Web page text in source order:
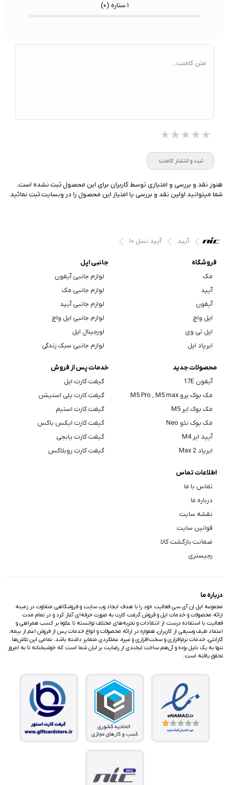
۱ ستاره ( ۰)
متن کامنت...
★★★★★
★★★★★
★★★★★
ثبت و انتشار کامنت
هنوز نقد و بررسی و امتیازی توسط کاربران برای این محصول ثبت نشده است،
شما میتوانید اولین نقد و بررسی یا امتیاز این محصول را در وبسایت ثبت نمائید.
آیپد آیپد نسل ۱۰
فروشگاه
مک
آیپد
آیفون
اپل واچ
اپل تی وی
ایرپاد اپل
جانبی اپل
لوازم جانبی آیفون
لوازم جانبی مک
لوازم جانبی آیپد
لوازم جانبی اپل واچ
اورجینال اپل
لوازم جانبی سبک زندگی
محصولات جدید
آیفون 17E
مک بوک پرو M5 Pro , M5 max
مک بوک ایر M5
مک بوک نئو Neo
آیپد ایر M4
ایرپاد Max 2
خدمات پس از فروش
گیفت کارت اپل
گیفت کارت پلی استیشن
گیفت کارت استیم
گیفت کارت ایکس باکس
گیفت کارت پابجی
گیفت کارت روبلاکس
اطلاعات تماس
تماس با ما
درباره ما
نقشه سایت
قوانین سایت
ضمانت بازگشت کالا
رجیستری
درباره ما
مجموعه اپل اِن آی سی فعالیت خود را با هدف ایجاد وب سایت و فروشگاهی متفاوت در زمینه
ارائه محصولات و خدمات اپل و فروش گیفت کارت به صورت حرفه‌ای آغاز کرد و در تمام مدت
فعالیت با استفاده درست از انتقادات و تجربه‌های مختلف توانسته تا علاوه بر کسب همراهی و
اعتماد طیف وسیعی از کاربران، همواره در ارائه محصولات و انواع خدمات پس از فروش اعم از بیمه،
گارانتی، خدمات نرم‌افزاری و سخت‌افزاری و غیره، عملکردی متمایز داشته باشد. تمامی این تلاش‌ها
تنها به یک دلیل بوده و آن‌هم ساخت لبخندی از رضایت بر لبان شما است که خوشبختانه تا به امروز
تحقق یافته است.